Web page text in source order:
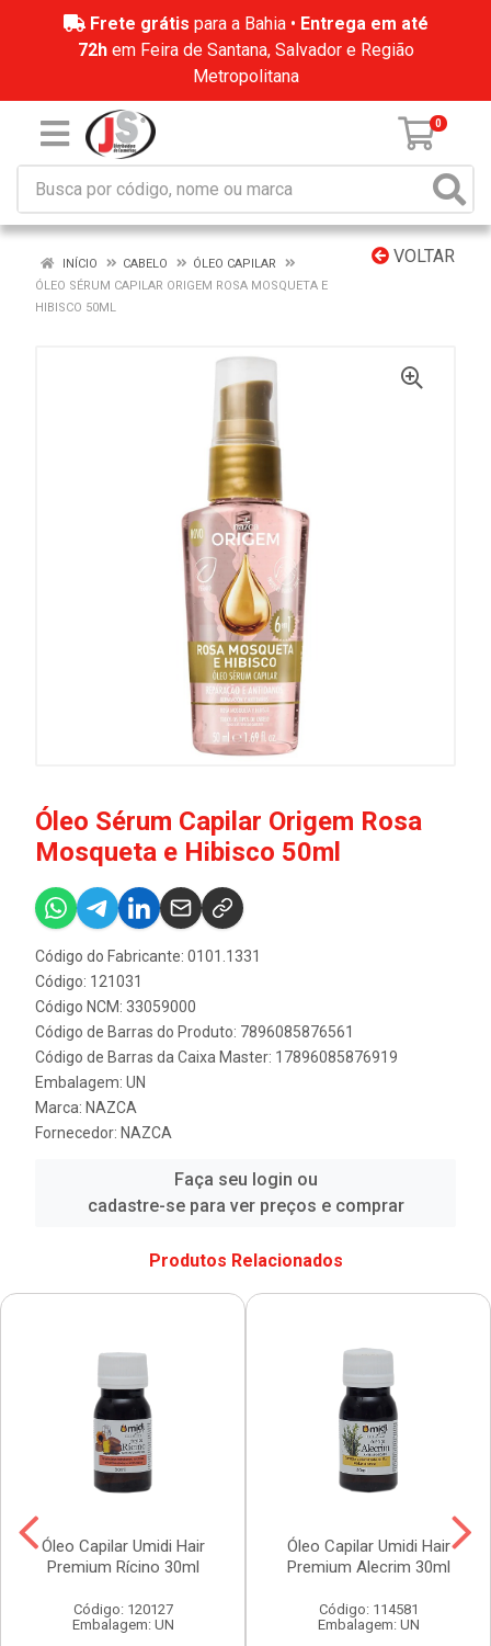
Frete grátis para a Bahia • Entrega em até
72hem Feira de Santana, Salvador e Região
Metropolitana
0
VOLTAR
INÍCIO CABELO
ÓLEO CAPILAR
ÓLEO SÉRUM CAPILAR ORIGEM ROSA MOSQUETA E
HIBISCO 50ML
Óleo Sérum Capilar Origem Rosa
Mosqueta e Hibisco 50ml
Código do Fabricante: 0101.1331
Código: 121031
Código NCM: 33059000
Código de Barras do Produto: 7896085876561
Código de Barras da Caixa Master: 17896085876919
Embalagem: UN
Marca: NAZCA
Fornecedor: NAZCA
Faça seu login ou
cadastre-se para ver preços e comprar
Produtos Relacionados
Óleo Capilar Umidi Hair
Premium Rícino 30ml
Código: 120127
Embalagem: UN
Óleo Capilar Umidi Hair
Premium Alecrim 30ml
Código: 114581
Embalagem: UN